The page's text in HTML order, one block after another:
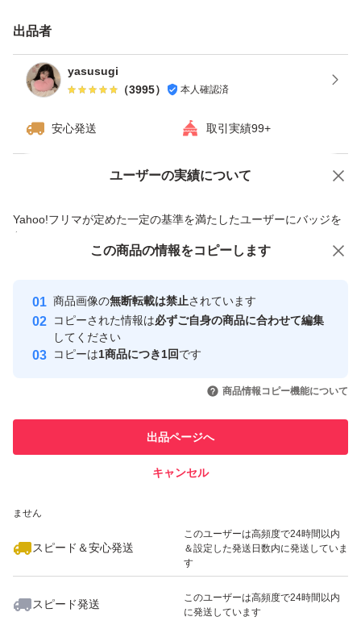
出品者
yasusugi
（3995） 本人確認済
安心発送 取引実績99+
ユーザーの実績について
Yahoo!フリマが定めた一定の基準を満たしたユーザーにバッジを
付与しています
安心取引出品者
心・安全なユーザーです
取引実績
引を完了させた実績があります
での取引実績があります
ません
スピード＆安心発送
このユーザーは高頻度で24時間以内
＆設定した発送日数内に発送していま
す
スピード発送
このユーザーは高頻度で24時間以内
に発送しています
価格の相談 商品への質問
この商品の情報をコピーします
商品画像の無断転載は禁止されています
コピーされた情報は必ずご自身の商品に合わせて編集
してください
コピーは1商品につき1回です
商品情報コピー機能について
出品ページへ
キャンセル
この商品をみている人にオススメ
いいね！
18,200